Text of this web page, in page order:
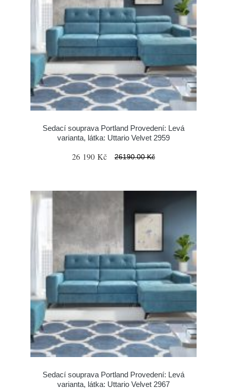
Sedací souprava Portland Provedení: Levá
varianta, látka: Uttario Velvet 2959
26 190 Kč 26190.00 Kč
Sedací souprava Portland Provedení: Levá
varianta, látka: Uttario Velvet 2967